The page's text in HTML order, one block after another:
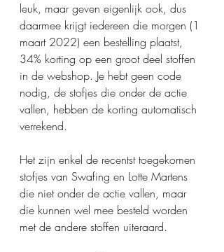
leuk, maar geven eigenlijk ook, dus
daarmee krijgt iedereen die morgen (1
maart 2022) een bestelling plaatst,
34% korting op een groot deel stoffen
in de webshop. Je hebt geen code
nodig, de stofjes die onder de actie
vallen, hebben de korting automatisch
verrekend.
Het zijn enkel de recentst toegekomen
stofjes van Swafing en Lotte Martens
die niet onder de actie vallen, maar
die kunnen wel mee besteld worden
met de andere stoffen uiteraard.